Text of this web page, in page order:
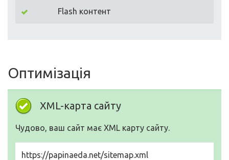
Flash контент
Оптимізація
XML-карта сайту
Чудово, ваш сайт має XML карту сайту.
https://papinaeda.net/sitemap.xml